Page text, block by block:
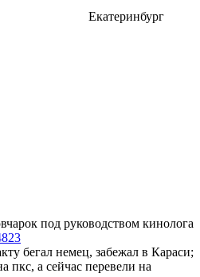
Екатеринбург
под руководством кинолога
бегал немец, забежал в Караси;
пкс, а сейчас перевели на